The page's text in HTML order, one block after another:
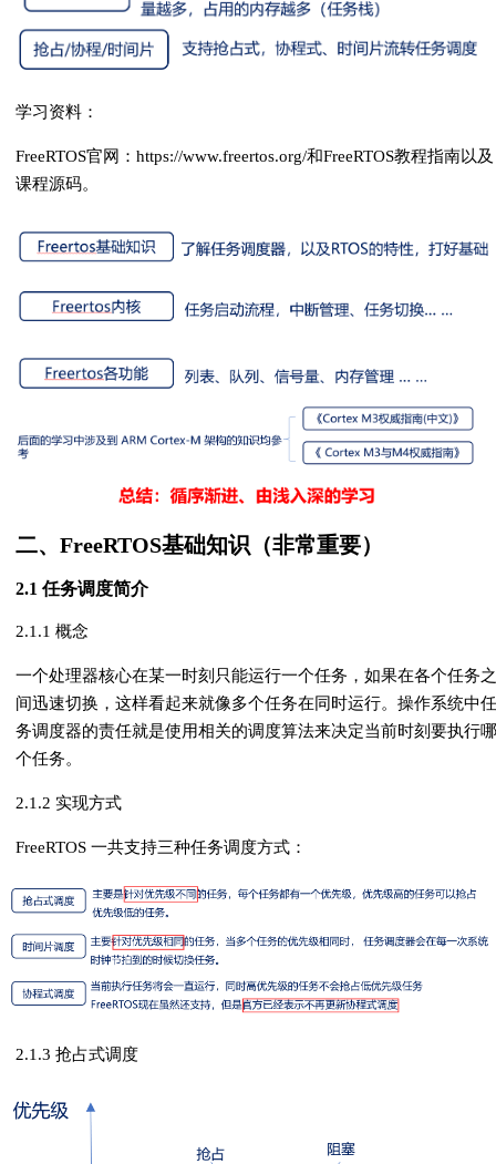
学习资料：
FreeRTOS官网：https://www.freertos.org/和FreeRTOS教程指南以及
课程源码。
二、FreeRTOS基础知识（非常重要）
2.1 任务调度简介
2.1.1 概念
一个处理器核心在某一时刻只能运行一个任务，如果在各个任务之
间迅速切换，这样看起来就像多个任务在同时运行。操作系统中任
务调度器的责任就是使用相关的调度算法来决定当前时刻要执行哪
个任务。
2.1.2 实现方式
FreeRTOS 一共支持三种任务调度方式：
2.1.3 抢占式调度